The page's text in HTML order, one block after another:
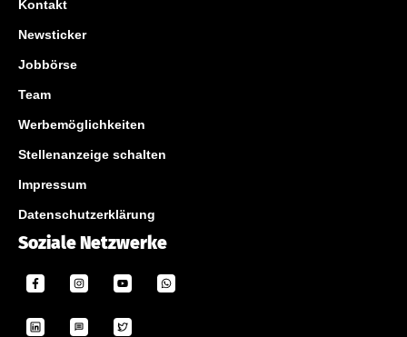
Kontakt
Newsticker
Jobbörse
Team
Werbemöglichkeiten
Stellenanzeige schalten
Impressum
Datenschutzerklärung
Soziale Netzwerke